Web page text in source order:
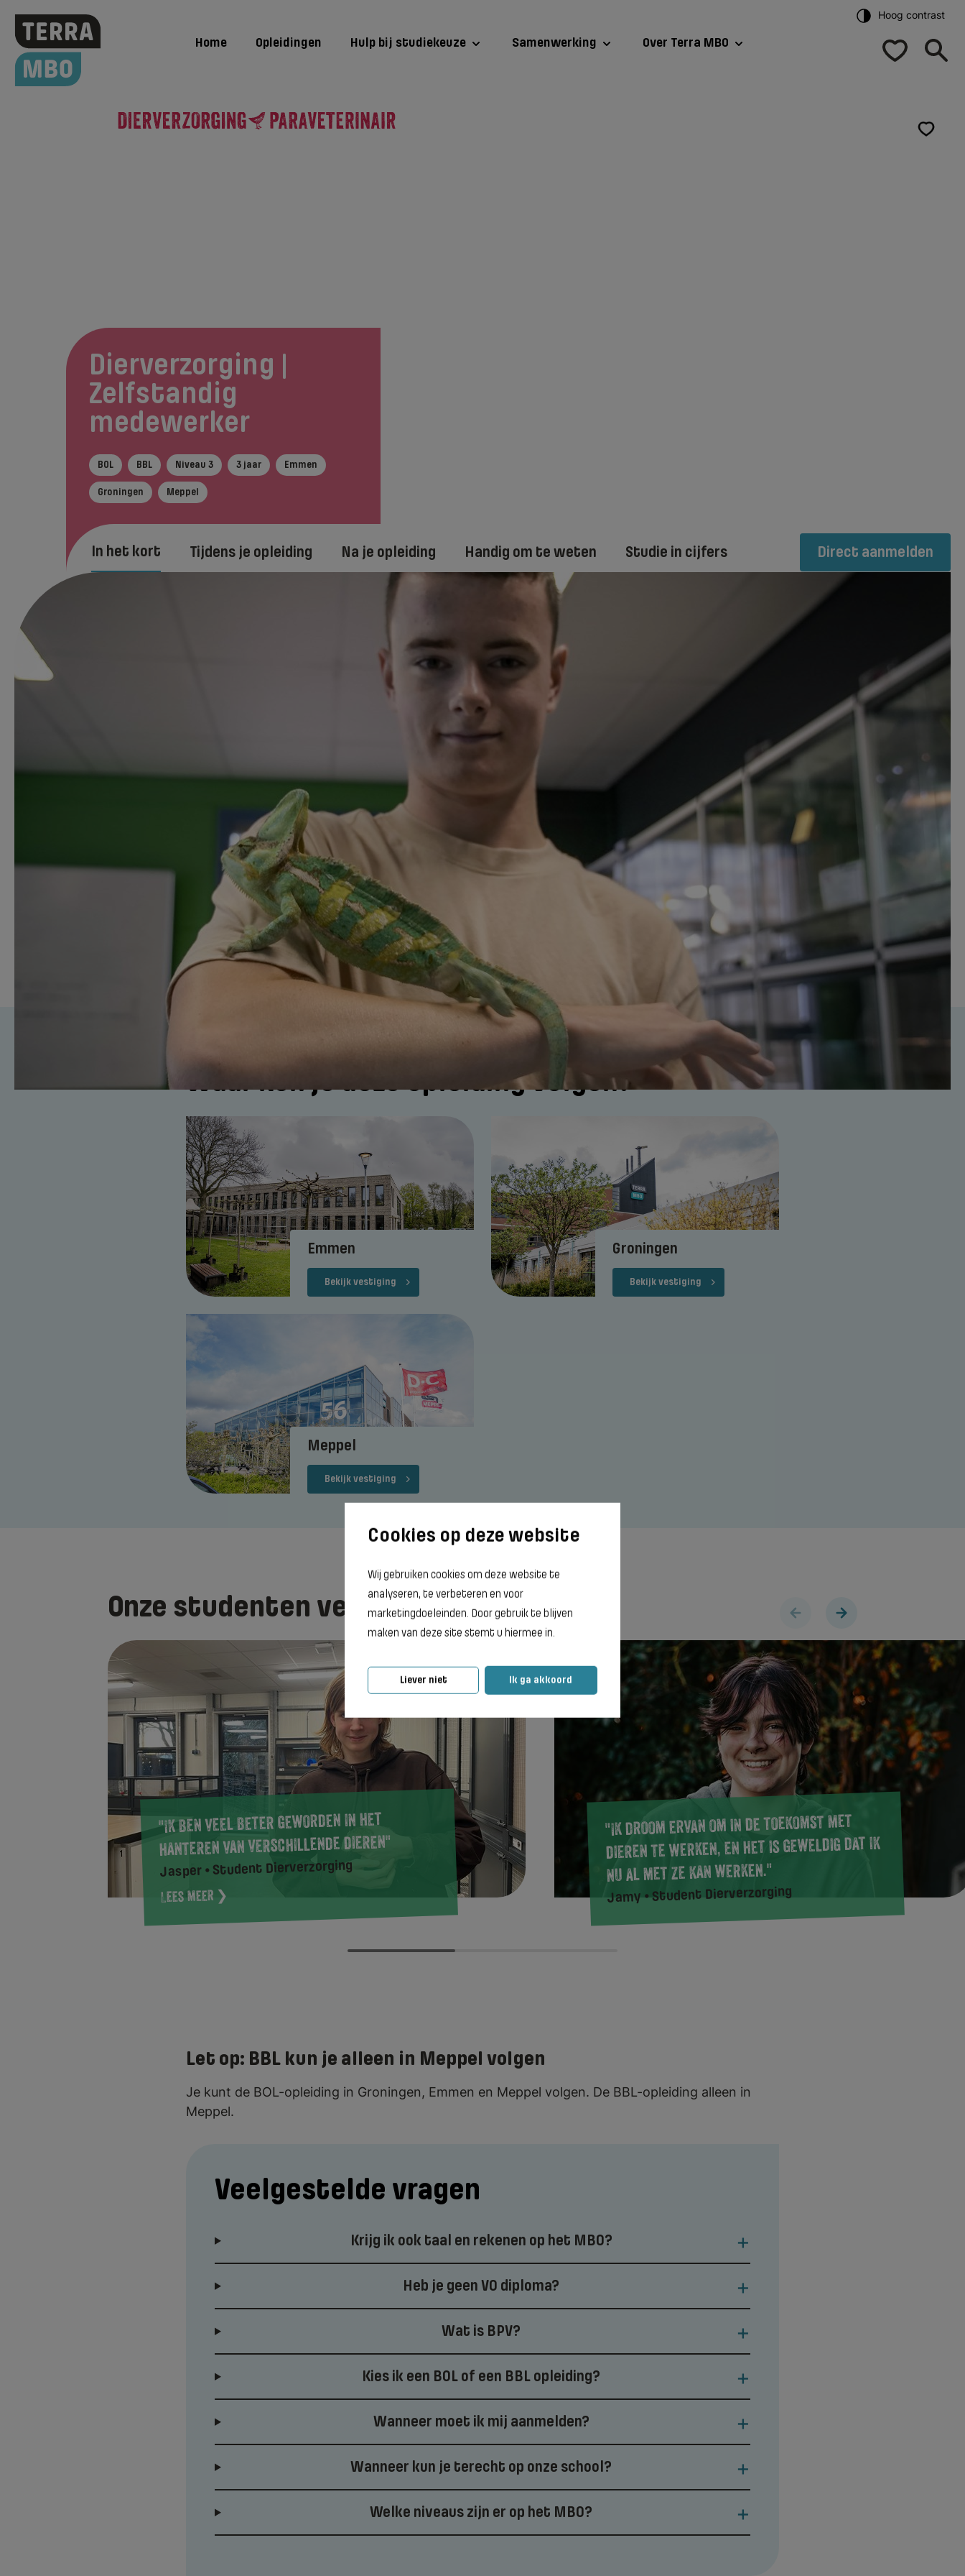
Wij gebruiken cookies om deze website te
analyseren, te verbeteren en voor
marketingdoeleinden. Door gebruik te blijven
maken van deze site stemt u hiermee in.
Liever niet Ik ga akkoord
Home Opleidingen Hulp bij studiekeuze Samenwerking Over Terra MBO
Hoog contrast
Dierverzorging |
Zelfstandig
medewerker
BOL BBL Niveau 3 3 jaar Emmen
Groningen Meppel
In het kort Tijdens je opleiding Na je opleiding Handig om te weten Studie in cijfers Direct aanmelden
Werken met dieren, lijkt jou dat geweldig? Je leert niet alleen hoe je ze
goed verzorgt, maar ook hoe ze zich gedragen en voortplanten, en wat ze
eten. Eerste hulp verlenen aan dieren is straks aan jou toevertrouwd. Ook
leer je hoe je met klanten omgaat, bijvoorbeeld als je iets wilt verkopen,
advies wilt geven of als er een klacht is. Past dit precies bij jou?
Je hebt hart voor dier, mens en milieu
Je houdt van aanpakken en hard werken
Je kunt goed met mensen omgaan
Waar kun je deze opleiding volgen?
Emmen
Bekijk vestiging
Groningen
Bekijk vestiging
Meppel
Bekijk vestiging
Onze studenten vertellen
"Ik ben veel beter geworden in het
hanteren van verschillende dieren"
Jasper • Student Dierverzorging
Lees meer ❯
"Ik droom ervan om in de toekomst met
dieren te werken, en het is geweldig dat ik
nu al met ze kan werken."
Jamy • Student Dierverzorging
Let op: BBL kun je alleen in Meppel volgen
Je kunt de BOL-opleiding in Groningen, Emmen en Meppel volgen. De BBL-opleiding alleen in
Meppel.
Veelgestelde vragen
Krijg ik ook taal en rekenen op het MBO? +
Heb je geen VO diploma? +
Wat is BPV? +
Kies ik een BOL of een BBL opleiding? +
Wanneer moet ik mij aanmelden? +
Wanneer kun je terecht op onze school? +
Welke niveaus zijn er op het MBO? +